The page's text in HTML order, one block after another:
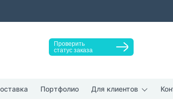
Проверить
статус заказа
Портфолио Для клиентов